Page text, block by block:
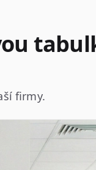
firmy.